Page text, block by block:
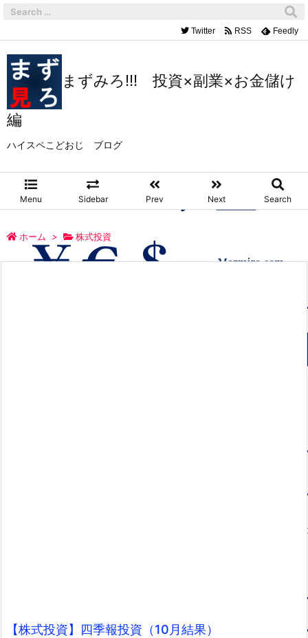
まずみろ!!! 投資×副業×お金儲け
編
ハイスペこどおじ ブログ
Menu Sidebar Prev Next Search
Twitter RSS Feedly
ホーム > 株式投資
【株式投資】四季報投資（10月結果）